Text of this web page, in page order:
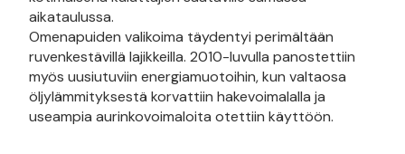
aikataulussa.
Omenapuiden valikoima täydentyi perimältään
ruvenkestävillä lajikkeilla. 2010-luvulla panostettiin
myös uusiutuviin energiamuotoihin, kun valtaosa
öljylämmityksestä korvattiin hakevoimalalla ja
useampia aurinkovoimaloita otettiin käyttöön.